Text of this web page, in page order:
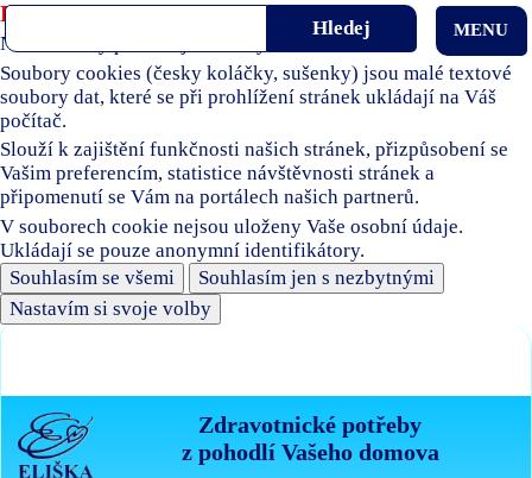
Používáme soubory cookies
Naše stránky používají soubory cookies.
Soubory cookies (česky koláčky, sušenky) jsou malé textové
soubory dat, které se při prohlížení stránek ukládají na Váš
počítač.
Slouží k zajištění funkčnosti našich stránek, přizpůsobení se
Vašim preferencím, statistice návštěvnosti stránek a
připomenutí se Vám na portálech našich partnerů.
V souborech cookie nejsou uloženy Vaše osobní údaje.
Ukládají se pouze anonymní identifikátory.
Souhlasím se všemi
Souhlasím jen s nezbytnými
Nastavím si svoje volby
Zdravotnické potřeby
z pohodlí Vašeho domova
MENU